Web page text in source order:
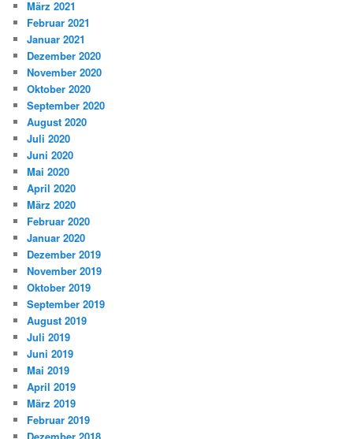
März 2021
Februar 2021
Januar 2021
Dezember 2020
November 2020
Oktober 2020
September 2020
August 2020
Juli 2020
Juni 2020
Mai 2020
April 2020
März 2020
Februar 2020
Januar 2020
Dezember 2019
November 2019
Oktober 2019
September 2019
August 2019
Juli 2019
Juni 2019
Mai 2019
April 2019
März 2019
Februar 2019